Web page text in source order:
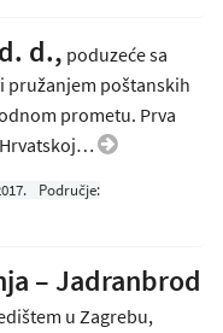
d., poduzeće sa
pružanjem poštanskih
prometu. Prva
.
Područje:
– Jadranbrod
u Zagrebu,